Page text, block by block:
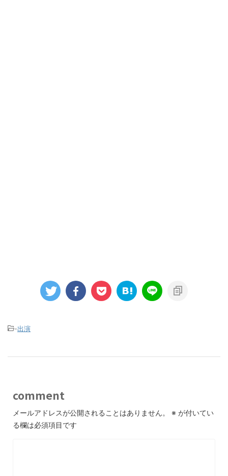
-出演
comment
メールアドレスが公開されることはありません。 ※ が付いてい
る欄は必須項目です